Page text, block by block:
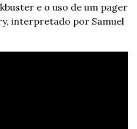
e o uso de um pager
interpretado por Samuel